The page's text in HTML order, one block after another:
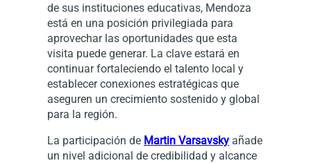
de sus instituciones educativas, Mendoza
está en una posición privilegiada para
aprovechar las oportunidades que esta
visita puede generar. La clave estará en
continuar fortaleciendo el talento local y
establecer conexiones estratégicas que
aseguren un crecimiento sostenido y global
para la región.
La participación de Martin Varsavsky añade
un nivel adicional de credibilidad y alcance